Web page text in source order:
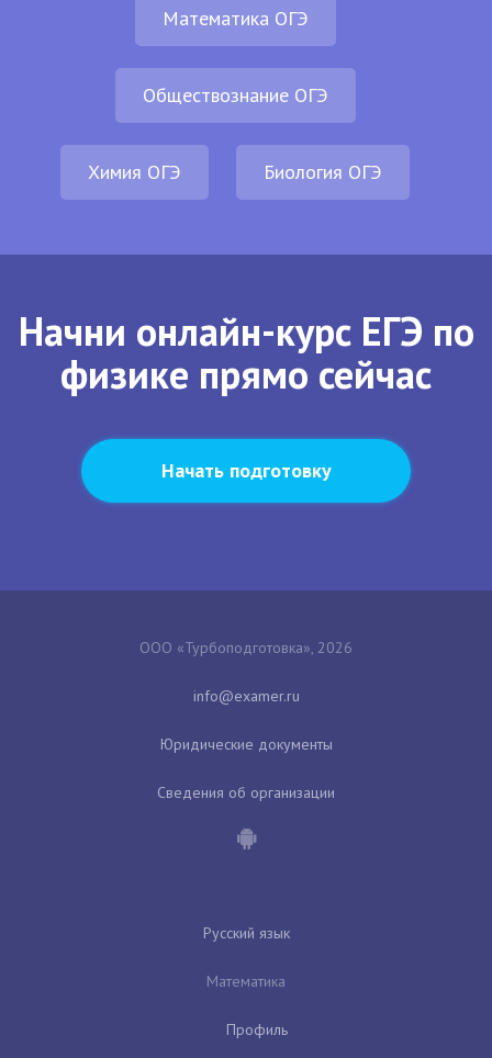
Математика ОГЭ
Обществознание ОГЭ
Химия ОГЭ Биология ОГЭ
Начни онлайн-курс ЕГЭ по
физике прямо сейчас
Начать подготовку
ООО «Турбоподготовка», 2026
Юридические документы
Сведения об организации
Русский язык
Математика
Профиль